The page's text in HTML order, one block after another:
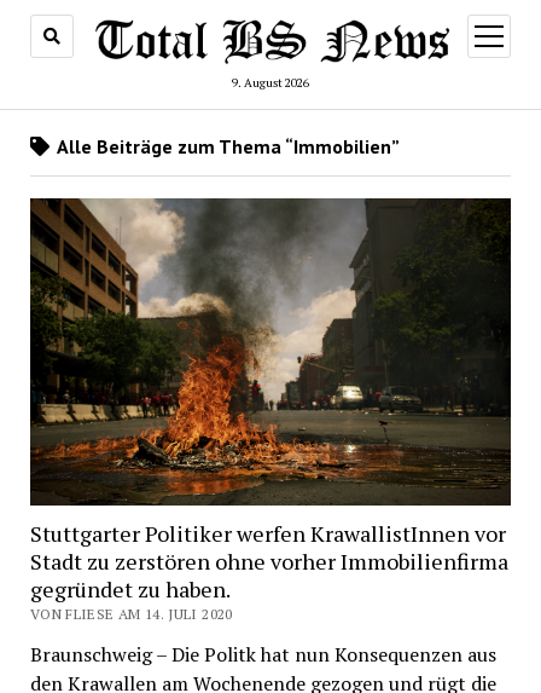
9. August 2026
Menü
öffnen
Alle Beiträge zum Thema “Immobilien”
Stuttgarter Politiker werfen KrawallistInnen vor
Stadt zu zerstören ohne vorher Immobilienfirma
gegründet zu haben.
VON FLIESE AM 14. JULI 2020
Braunschweig – Die Politk hat nun Konsequenzen aus
den Krawallen am Wochenende gezogen und rügt die